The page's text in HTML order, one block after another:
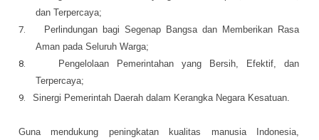
dan Terpercaya;
7.
Perlindungan bagi Segenap Bangsa dan Memberikan Rasa
Aman pada Seluruh Warga;
8.
Pengelolaan Pemerintahan yang Bersih, Efektif, dan
Terpercaya;
9.
Sinergi Pemerintah Daerah dalam Kerangka Negara Kesatuan.
Guna mendukung peningkatan kualitas manusia Indonesia,